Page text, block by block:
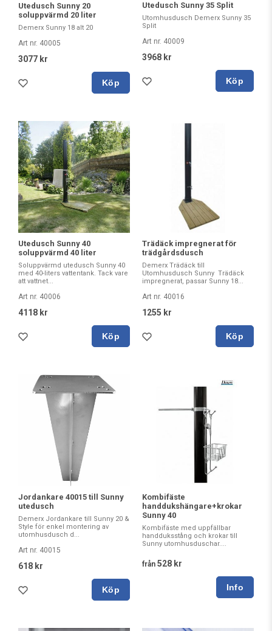
Utedusch Sunny 20
soluppvärmd 20 liter
Demerx Sunny 18 alt 20
Art nr. 40005
3077 kr
Köp
Utedusch Sunny 35 Split
Utomhusdusch Demerx Sunny 35
Split
Art nr. 40009
3968 kr
Köp
Utedusch Sunny 40
soluppvärmd 40 liter
Soluppvärmd utedusch Sunny 40
med 40-liters vattentank. Tack vare
att vattnet...
Art nr. 40006
4118 kr
Köp
Trädäck impregnerat för
trädgårdsdusch
Demerx Trädäck till
Utomhusdusch Sunny Trädäck
impregnerat, passar Sunny 18...
Art nr. 40016
1255 kr
Köp
Jordankare 40015 till Sunny
utedusch
Demerx Jordankare till Sunny 20 &
Style för enkel montering av
utomhusdusch d...
Art nr. 40015
618 kr
Köp
Kombifäste
handdukshängare+krokar
Sunny 40
Kombifäste med uppfällbar
handduksstång och krokar till
Sunny utomhusduschar....
från 528 kr